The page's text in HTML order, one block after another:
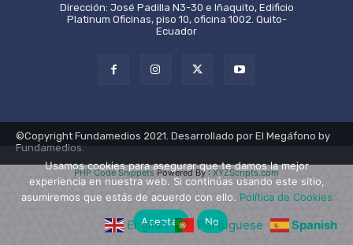
Dirección: José Padilla N3-30 e Iñaquito, Edificio
Platinum Oficinas, piso 10, oficina 1002. Quito-
Ecuador
©Copyright Fundamedios 2021. Desarrollado por El Megáfono by
Fundamedios.
English Portuguese Spanish
PHP Code SnippetsPowered By :XYZScripts.com
Usamos cookies para asegurar que te damos la mejor
experiencia en nuestra web. Si continúas usando este sitio,
asumiremos que estás de acuerdo con ello. Política de Cookies
Aceptar
No